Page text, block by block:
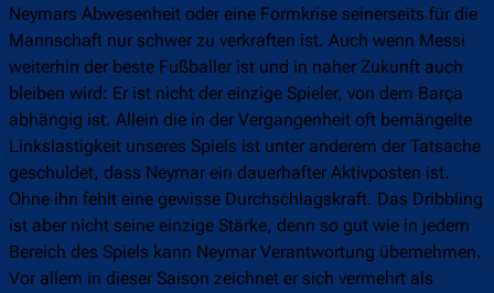
Neymars Abwesenheit oder eine Formkrise seinerseits für die
Mannschaft nur schwer zu verkraften ist. Auch wenn Messi
weiterhin der beste Fußballer ist und in naher Zukunft auch
bleiben wird: Er ist nicht der einzige Spieler, von dem Barça
abhängig ist. Allein die in der Vergangenheit oft bemängelte
Linkslastigkeit unseres Spiels ist unter anderem der Tatsache
geschuldet, dass Neymar ein dauerhafter Aktivposten ist.
Ohne ihn fehlt eine gewisse Durchschlagskraft. Das Dribbling
ist aber nicht seine einzige Stärke, denn so gut wie in jedem
Bereich des Spiels kann Neymar Verantwortung übernehmen.
Vor allem in dieser Saison zeichnet er sich vermehrt als